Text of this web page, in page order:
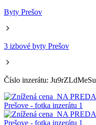
Byty Prešov
3 izbové byty Prešov
Číslo inzerátu: Ju9rZLdMeSu